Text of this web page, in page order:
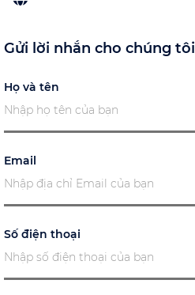
Gửi lời nhắn cho chúng tôi
Họ và tên
Email
Số điện thoại